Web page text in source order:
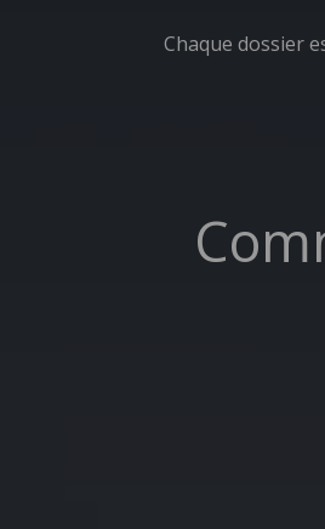
Chaque dossier